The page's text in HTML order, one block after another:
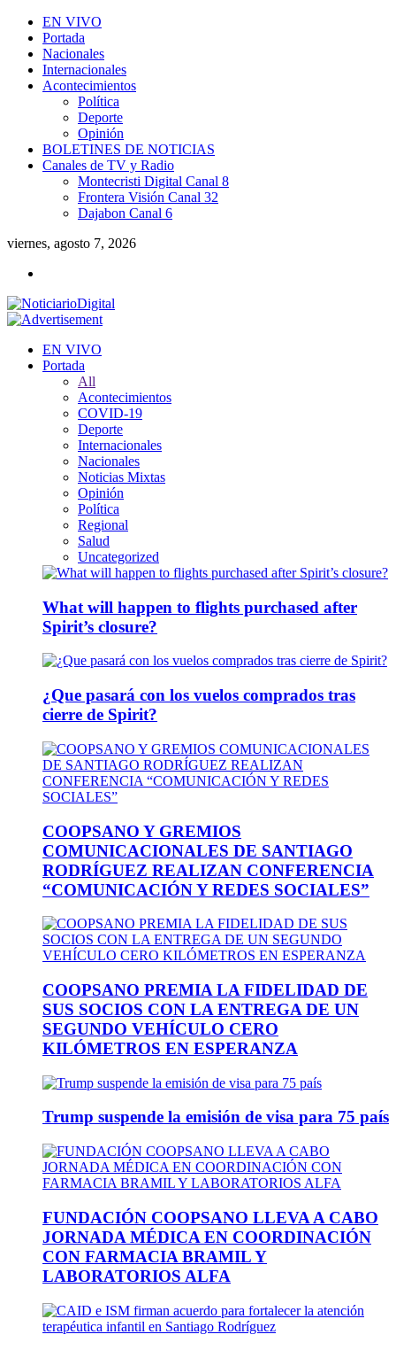
EN VIVO
Portada
Nacionales
Internacionales
Acontecimientos
Política
Deporte
Opinión
BOLETINES DE NOTICIAS
Canales de TV y Radio
Montecristi Digital Canal 8
Frontera Visión Canal 32
Dajabon Canal 6
viernes, agosto 7, 2026
EN VIVO
Portada
All
Acontecimientos
COVID-19
Deporte
Internacionales
Nacionales
Noticias Mixtas
Opinión
Política
Regional
Salud
Uncategorized
What will happen to flights purchased after
Spirit’s closure?
¿Que pasará con los vuelos comprados tras
cierre de Spirit?
COOPSANO Y GREMIOS
COMUNICACIONALES DE SANTIAGO
RODRÍGUEZ REALIZAN CONFERENCIA
“COMUNICACIÓN Y REDES SOCIALES”
COOPSANO PREMIA LA FIDELIDAD DE
SUS SOCIOS CON LA ENTREGA DE UN
SEGUNDO VEHÍCULO CERO
KILÓMETROS EN ESPERANZA
Trump suspende la emisión de visa para 75 país
FUNDACIÓN COOPSANO LLEVA A CABO
JORNADA MÉDICA EN COORDINACIÓN
CON FARMACIA BRAMIL Y
LABORATORIOS ALFA